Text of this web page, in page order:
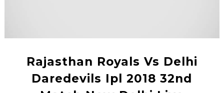
Rajasthan Royals Vs Delhi
Daredevils Ipl 2018 32nd